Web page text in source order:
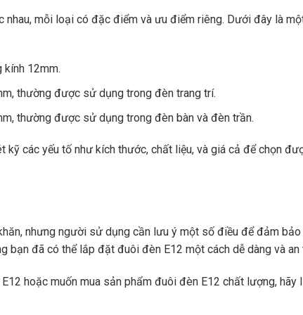
nhau, mỗi loại có đặc điểm và ưu điểm riêng. Dưới đây là
12mm.
thường được sử dụng trong đèn trang trí.
thường được sử dụng trong đèn bàn và đèn trần.
kỹ các yếu tố như kích thước, chất liệu, và giá cả để chọn
nhưng người sử dụng cần lưu ý một số điều để đảm bảo
bạn đã có thể lắp đặt đuôi đèn E12 một cách dễ dàng và an
hoặc muốn mua sản phẩm đuôi đèn E12 chất lượng, hãy